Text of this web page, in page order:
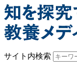
サイト内検索